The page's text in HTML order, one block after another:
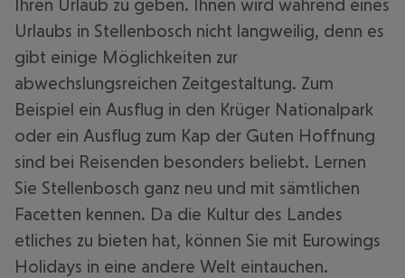
Ihren Urlaub zu geben. Ihnen wird während eines
Urlaubs in Stellenbosch nicht langweilig, denn es
gibt einige Möglichkeiten zur
abwechslungsreichen Zeitgestaltung. Zum
Beispiel ein Ausflug in den Krüger Nationalpark
oder ein Ausflug zum Kap der Guten Hoffnung
sind bei Reisenden besonders beliebt. Lernen
Sie Stellenbosch ganz neu und mit sämtlichen
Facetten kennen. Da die Kultur des Landes
etliches zu bieten hat, können Sie mit Eurowings
Holidays in eine andere Welt eintauchen.